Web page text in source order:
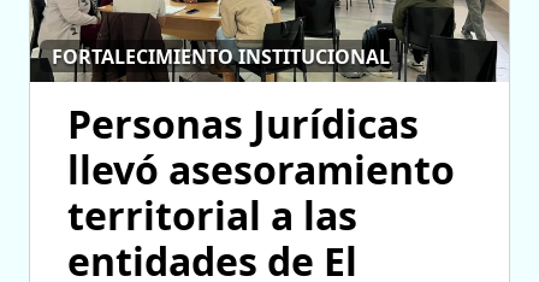
FORTALECIMIENTO INSTITUCIONAL
Personas Jurídicas
llevó asesoramiento
territorial a las
entidades de El